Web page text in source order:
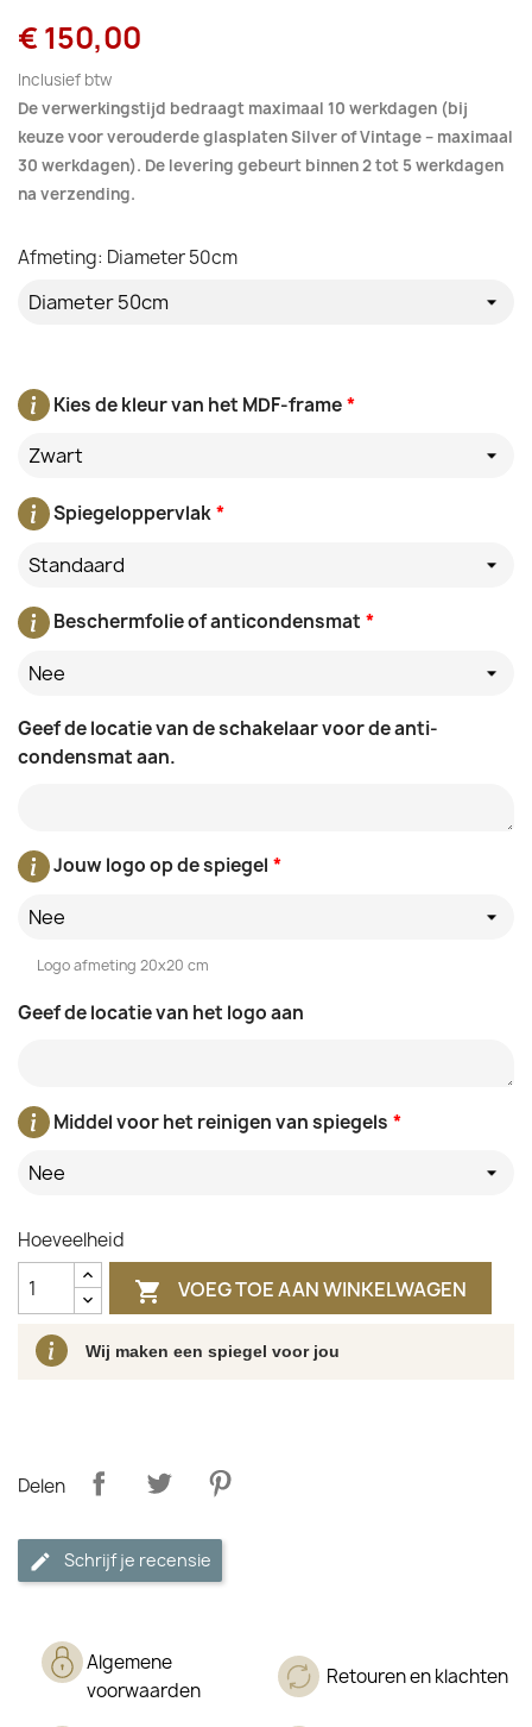
€ 150,00
Inclusief btw
De verwerkingstijd bedraagt maximaal 10 werkdagen (bij
keuze voor verouderde glasplaten Silver of Vintage – maximaal
30 werkdagen). De levering gebeurt binnen 2 tot 5 werkdagen
na verzending.
*
Kies de kleur van het MDF-frame
Zwart
*
Spiegeloppervlak
Standaard
*
Beschermfolie of anticondensmat
Nee
Geef de locatie van de schakelaar voor de anti-
condensmat aan.
*
Jouw logo op de spiegel
Nee
Logo afmeting 20x20 cm
Geef de locatie van het logo aan
*
Middel voor het reinigen van spiegels
Nee
Afmeting: Diameter 50cm
Hoeveelheid
 VOEG TOE AAN WINKELWAGEN
Wij maken een spiegel voor jou
Delen
Schrijf je recensie
Algemene
voorwaarden
Retouren en klachten